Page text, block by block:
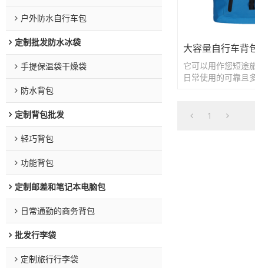
户外防水自行车包
定制批发防水冰袋
手提保温袋干燥袋
防水背包
定制背包批发
轻巧背包
功能背包
定制邮差和笔记本电脑包
日常通勤的商务背包
批发行李袋
定制旅行行李袋
大容量自行车背
它可以用作您短途
日常使用的可靠且
1